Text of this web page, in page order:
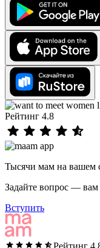
Рейтинг 4.8
Тысячи мам на вашем
Задайте вопрос — вам
Вступить
Рейтинг